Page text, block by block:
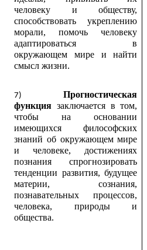
человеку и обществу,
способствовать укреплению
морали, помочь человеку
адаптироваться в
окружающем мире и найти
смысл жизни.
Прогностическая
функциязаключается в том,
чтобы на основании
имеющихся философских
знаний об окружающем мире
и человеке, достижениях
познания спрогнозировать
тенденции развития, будущее
материи, сознания,
познавательных процессов,
человека, природы и
общества.